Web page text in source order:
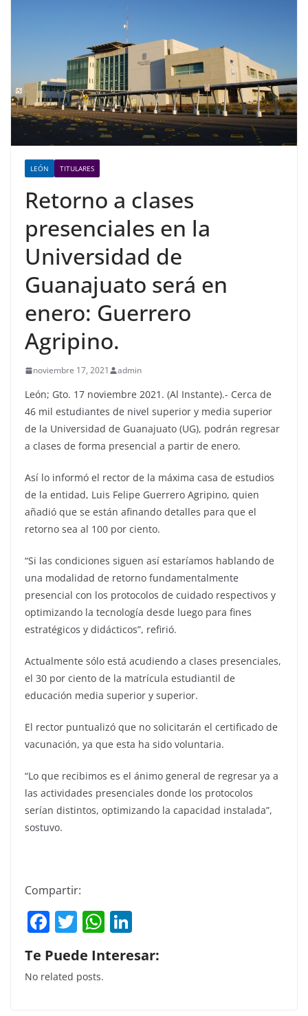
LEÓN TITULARES
Retorno a clases
presenciales en la
Universidad de
Guanajuato será en
enero: Guerrero
Agripino.
noviembre 17, 2021 admin
León; Gto. 17 noviembre 2021. (Al Instante).- Cerca de
46 mil estudiantes de nivel superior y media superior
de la Universidad de Guanajuato (UG), podrán regresar
a clases de forma presencial a partir de enero.
Así lo informó el rector de la máxima casa de estudios
de la entidad, Luis Felipe Guerrero Agripino, quien
añadió que se están afinando detalles para que el
retorno sea al 100 por ciento.
“Si las condiciones siguen así estaríamos hablando de
una modalidad de retorno fundamentalmente
presencial con los protocolos de cuidado respectivos y
optimizando la tecnología desde luego para fines
estratégicos y didácticos”, refirió.
Actualmente sólo está acudiendo a clases presenciales,
el 30 por ciento de la matrícula estudiantil de
educación media superior y superior.
El rector puntualizó que no solicitarán el certificado de
vacunación, ya que esta ha sido voluntaria.
“Lo que recibimos es el ánimo general de regresar ya a
las actividades presenciales donde los protocolos
serían distintos, optimizando la capacidad instalada”,
sostuvo.
Compartir:
F
a
c
e
T
w
itt
er
W
h
at k
Te Puede Interesar:
No related posts.